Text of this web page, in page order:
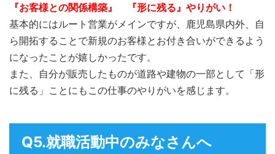
『お客様との関係構築』 『形に残る』やりがい！
基本的にはルート営業がメインですが、鹿児島県内外、自
ら開拓することで新規のお客様とお付き合いができるよう
になったことが嬉しかったです。
また、自分が販売したものが道路や建物の一部として「形
に残る」ことにもこの仕事のやりがいを感じます。
Q5.就職活動中のみなさんへ